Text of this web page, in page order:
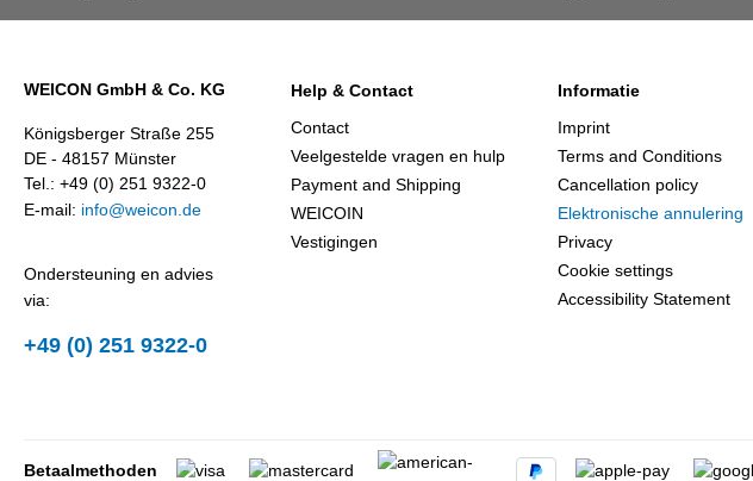
WEICON GmbH & Co. KG
Königsberger Straße 255
DE - 48157 Münster
Tel.: +49 (0) 251 9322-0
E-mail: info@weicon.de
Ondersteuning en advies
via:
+49 (0) 251 9322-0
Help & Contact
Contact
Veelgestelde vragen en hulp
Payment and Shipping
WEICOIN
Vestigingen
Informatie
Imprint
Terms and Conditions
Cancellation policy
Elektronische annulering
Privacy
Cookie settings
Accessibility Statement
Betaalmethoden